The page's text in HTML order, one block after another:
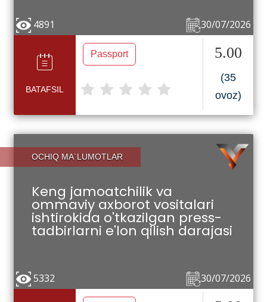
30/07/2026
4891
BATAFSIL
Passport 5.00
(35
ovoz)
OCHIQ MA`LUMOTLAR
Keng jamoatchilik va
ommaviy axborot vositalari
ishtirokida o'tkazilgan press-
tadbirlarni e'lon qilish darajasi
30/07/2026
5332